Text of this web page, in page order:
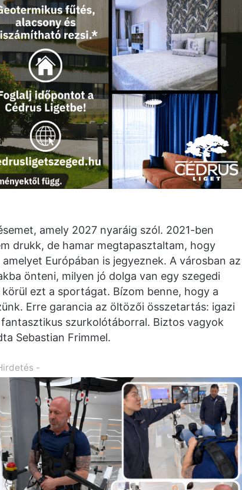
amely 2027 nyaráig szól. 2021-ben
drukk, de hamar megtapasztaltam, hogy
Európában is jegyeznek. A városban az
önteni, milyen jó dolga van egy szegedi
ezt a sportágat. Bízom benne, hogy a
Erre garancia az öltözői összetartás: igazi
szurkolótáborral. Biztos vagyok
Sebastian Frimmel.
-